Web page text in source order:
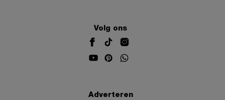
Volg ons
Adverteren